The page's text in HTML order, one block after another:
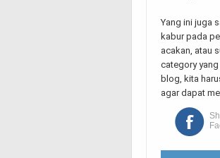
Yang ini juga
kabur pada
acakan, atau
category
blog, kita
agar dapat